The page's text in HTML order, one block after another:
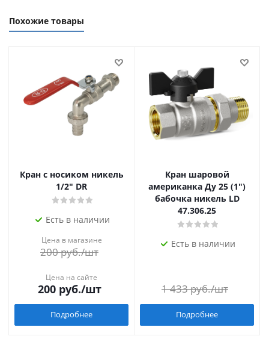
Похожие товары
Кран с носиком никель
1/2" DR
Есть в наличии
Цена в магазине
200руб./шт
Цена на сайте
200руб./шт
Подробнее
Кран шаровой
американка Ду 25 (1")
бабочка никель LD
47.306.25
Есть в наличии
1 433руб./шт
Подробнее